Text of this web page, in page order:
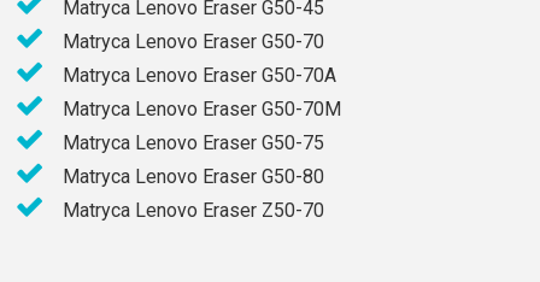
Matryca Lenovo Eraser G50-45
Matryca Lenovo Eraser G50-70
Matryca Lenovo Eraser G50-70A
Matryca Lenovo Eraser G50-70M
Matryca Lenovo Eraser G50-75
Matryca Lenovo Eraser G50-80
Matryca Lenovo Eraser Z50-70